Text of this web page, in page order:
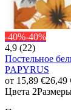
-40%-40%
4,9 (22)
Постельное
PAPYRUS
от 15,89 €26,49
Цвета 2